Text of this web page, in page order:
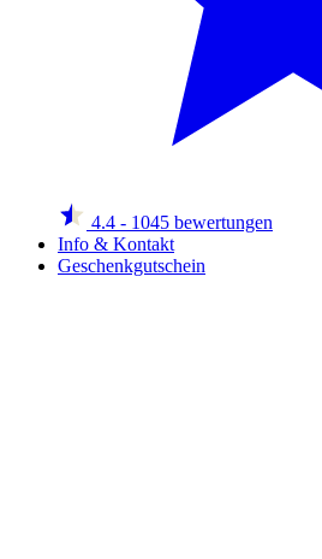
4.4 - 1045 bewertungen
Info & Kontakt
Geschenkgutschein